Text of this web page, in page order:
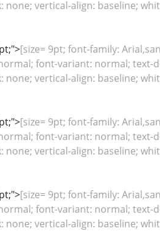
vertical-align: baseline;
[size= 9pt; font-family:
font-variant: normal; text-
vertical-align: baseline;
[size= 9pt; font-family:
font-variant: normal; text-
vertical-align: baseline;
[size= 9pt; font-family:
font-variant: normal; text-
vertical-align: baseline;